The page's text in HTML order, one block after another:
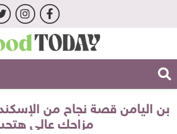
بن اليامن قصة نجاح من
مزاجك عالي